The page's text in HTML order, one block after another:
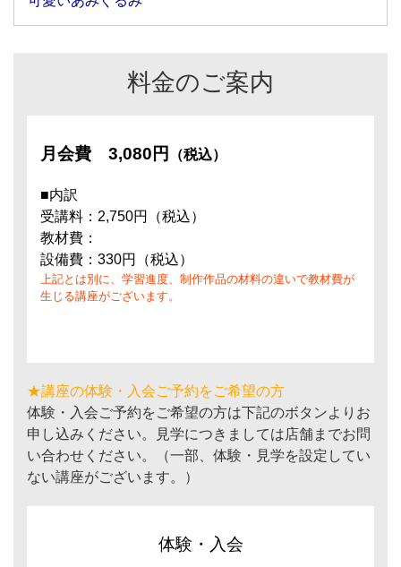
料金のご案内
月会費 3,080円 （税込）
■内訳
受講料：2,750円（税込）
教材費：
設備費：330円（税込）
上記とは別に、学習進度、制作作品の材料の違いで教材費が
生じる講座がございます。
★講座の体験・入会ご予約をご希望の方
体験・入会ご予約をご希望の方は下記のボタンよりお
申し込みください。見学につきましては店舗までお問
い合わせください。（一部、体験・見学を設定してい
ない講座がございます。）
体験・入会